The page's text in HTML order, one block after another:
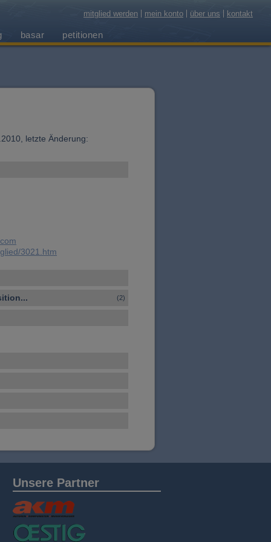
mitglied werden mein konto über uns kontakt
basar petitionen
letzte Änderung:
3021.htm
(2)
Unsere Partner